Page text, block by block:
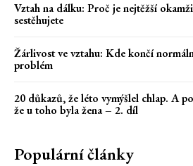
Vztah na dálku: Proč je nejtěžší
sestěhujete
Žárlivost ve vztahu: Kde končí
problém
20 důkazů, že léto vymýšlel chlap. A
že u toho byla žena – 2. díl
Populární články